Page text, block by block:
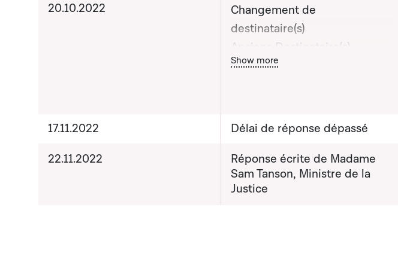
20.10.2022
Changement de
destinataire(s)
Anciens Destinataire(s) :
Monsieur Franz Fayot, Ministre
Nouveau(x) destinataire(s) :
Madame Sam Tanson, Ministre
de la Justice
Bouton graphique servant à
Show more
17.11.2022
Délai de réponse dépassé
22.11.2022
Réponse écrite de Madame
Sam Tanson, Ministre de la
Justice